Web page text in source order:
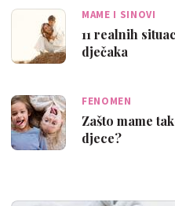
MAME I SINOVI
11 realnih
dječaka
FENOMEN
Zašto mame
djece?